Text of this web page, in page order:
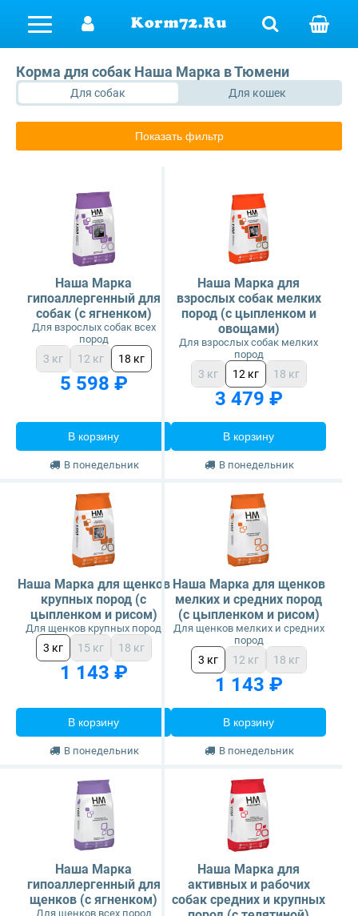
All Cats
Farmina Matisse
Farmina N&D
Grandorf
Premier
ProBalance
ProХвост
Royal Canin
Будь Здоров
Ветеринарные диеты
Royal Canin
Grandorf Vet
Мячики
Ухваты, кусалки, грызаки
Поводки
Корма для собак Наша Марка в Тюмени
Для собак Для кошек
Показать фильтр
Наша Марка
гипоаллергенный для
собак (с ягненком)
Для взрослых собак всех
пород
3 кг 12 кг 18 кг
5 598 ₽
В корзину
В понедельник
Наша Марка для
взрослых собак мелких
пород (с цыпленком и
овощами)
Для взрослых собак мелких
пород
3 кг 12 кг 18 кг
3 479 ₽
В корзину
В понедельник
Наша Марка для щенков
крупных пород (с
цыпленком и рисом)
Для щенков крупных пород
3 кг 15 кг 18 кг
1 143 ₽
В корзину
В понедельник
Наша Марка для щенков
мелких и средних пород
(с цыпленком и рисом)
Для щенков мелких и средних
пород
3 кг 12 кг 18 кг
1 143 ₽
В корзину
В понедельник
Наша Марка
гипоаллергенный для
щенков (с ягненком)
Для щенков всех пород
Наша Марка для
активных и рабочих
собак средних и крупных